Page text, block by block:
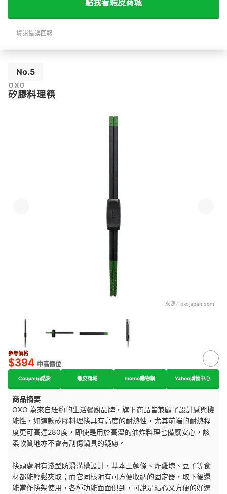
資訊錯誤回報
No.5
OXO
矽膠料理筷
來源： oxojapan.com
參考價格
$394 中高價位
Coupang酷澎 蝦皮商城 momo購物網 Yahoo購物中心
商品摘要
OXO 為來自紐約的生活餐廚品牌，旗下商品皆兼顧了設計感與機
能性，如這款矽膠料理筷具有高度的耐熱性，尤其前端的耐熱程
度更可高達280度，即使是用於高溫的油炸料理也備感安心，該
柔軟質地亦不會有刮傷鍋具的疑慮。
筷頭處附有淺型防滑溝槽設計，基本上麵條、炸雞塊、豆子等食
材都能輕鬆夾取；而它同樣附有可方便收納的固定器，取下後還
能當作筷架使用，各種功能面面俱到，可說是貼心又方便的好選